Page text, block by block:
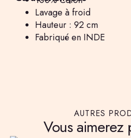
rouge
réversibleLavage à froid
Hauteur : 92 cm
Fabriqué en INDE
AUTRES
Vous aimerez